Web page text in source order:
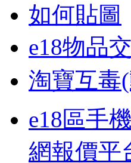
如何貼圖
e18物品
淘寶互
e18區手
網報價平